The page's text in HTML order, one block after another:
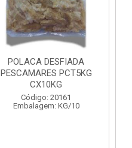
POLACA DESFIADA
PESCAMARES PCT1KG
CX10KG
Código: 20162
Embalagem: KG/10